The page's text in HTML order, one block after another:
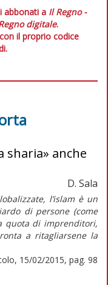
abbonati a Il Regno -
digitale.
il proprio codice
sharia» anche
D. Sala
l’islam è un
di persone (come
quota di imprenditori,
a ritagliarsene la
15/02/2015, pag. 98